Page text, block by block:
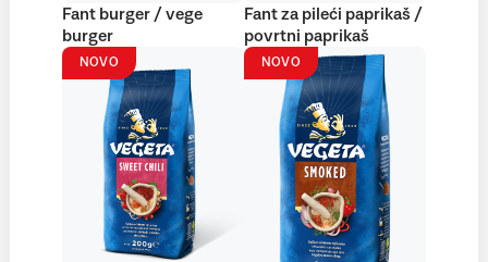
Fant burger / vege
burger
Fant za pileći paprikaš /
povrtni paprikaš
NOVO NOVO